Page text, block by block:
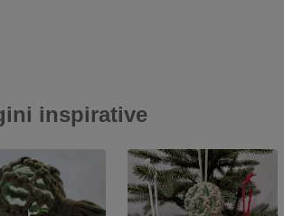
inspirative